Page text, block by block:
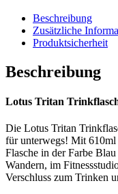
Beschreibung
Zusätzliche
Produktsicherheit
Beschreibung
Lotus Tritan
Die Lotus Tritan
für unterwegs! Mit 610ml
Flasche in der Farbe
Wandern, im
Verschluss zum Trinken